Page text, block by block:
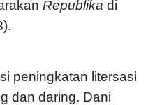
Republika di
peningkatan litersasi
dan daring. Dani